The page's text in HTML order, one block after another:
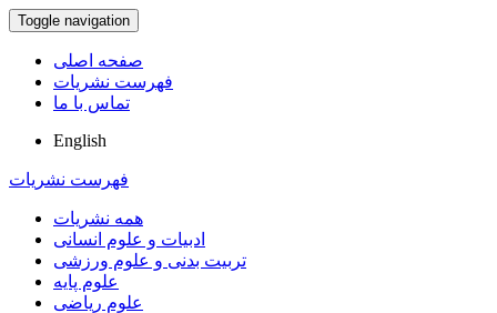
Toggle navigation
صفحه اصلی
فهرست نشریات
تماس با ما
English
فهرست نشریات
همه نشریات
ادبیات و علوم انسانی
تربیت بدنی و علوم ورزشی
علوم پایه
علوم ریاضی